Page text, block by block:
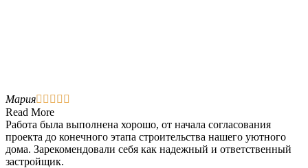
Мария    
Read More
Работа была выполнена хорошо, от начала согласования
проекта до конечного этапа строительства нашего уютного
дома. Зарекомендовали себя как надежный и ответственный
застройщик.